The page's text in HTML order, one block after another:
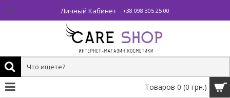
Рус Личный Кабинет +38 098 305 25 00
Товаров 0 (0 грн.)